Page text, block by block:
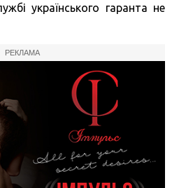
українського гаранта не
РЕКЛАМА